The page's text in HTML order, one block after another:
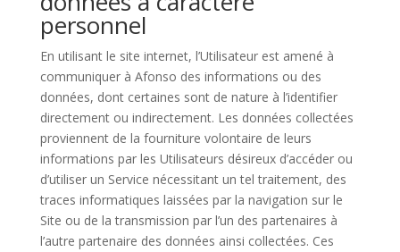
personnel
En utilisant le site internet, l’Utilisateur est amené à
communiquer à Afonso des informations ou des
données, dont certaines sont de nature à l’identifier
directement ou indirectement. Les données collectées
proviennent de la fourniture volontaire de leurs
informations par les Utilisateurs désireux d’accéder ou
d’utiliser un Service nécessitant un tel traitement, des
traces informatiques laissées par la navigation sur le
Site ou de la transmission par l’un des partenaires à
l’autre partenaire des données ainsi collectées. Ces